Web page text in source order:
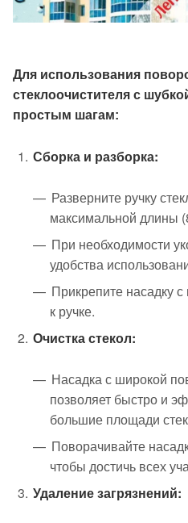
Для использования
стеклоочистителя с
простым шагам:
Сборка и разборка:
Разверните ручку
максимальной длины
При необходимости
удобства
Прикрепите насадку
к ручке.
Очистка стекол:
Насадка с широкой
позволяет быстро и
большие площади
Поворачивайте
чтобы достичь всех
Удаление загрязнений: